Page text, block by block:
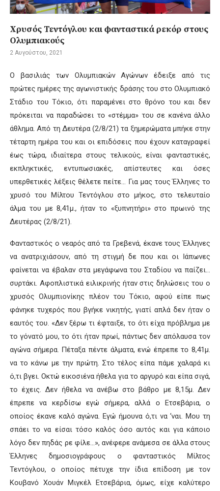
Χρυσός Τεντόγλου και φανταστικά ρεκόρ στους
Ολυμπιακούς
2 Αυγούστου, 2021
Ο βασιλιάς των Ολυμπιακών Αγώνων έδειξε από τις
πρώτες ημέρες της αγωνιστικής δράσης του στο Ολυμπιακό
Στάδιο του Τόκιο, ότι παραμένει στο θρόνο του και δεν
πρόκειται να παραδώσει το «στέμμα» του σε κανένα άλλο
άθλημα. Από τη Δευτέρα (2/8/21) τα ξημερώματα μπήκε στην
τέταρτη ημέρα του και οι επιδόσεις που έχουν καταγραφεί
έως τώρα, ιδιαίτερα στους τελικούς, είναι φανταστικές,
εκπληκτικές, εντυπωσιακές, απίστευτες και όσες
υπερθετικές λέξεις θέλετε πείτε… Για μας τους Έλληνες το
χρυσό του Μίλτου Τεντόγλου στο μήκος, στο τελευταίο
άλμα του με 8,41μ., ήταν το «ξυπνητήρι» στο πρωινό της
Δευτέρας (2/8/21).
Φανταστικός ο νεαρός από τα Γρεβενά, έκανε τους Έλληνες
να ανατριχιάσουν, από τη στιγμή δε που και οι Ιάπωνες
φαίνεται να έβαλαν στα μεγάφωνα του Σταδίου να παίζει…
συρτάκι. Αφοπλιστικά ειλικρινής ήταν στις δηλώσεις του ο
χρυσός Ολυμπιονίκης πλέον του Τόκιο, αφού είπε πως
φάνηκε τυχερός που βγήκε νικητής, γιατί απλά δεν ήταν ο
εαυτός του. «Δεν ξέρω τι έφταιξε, το ότι είχα πρόβλημα με
το γόνατό μου, το ότι ήταν πρωί, πάντως δεν απόλαυσα τον
αγώνα σήμερα. Πέταξα πέντε άλματα, ενώ έπρεπε το 8,41μ.
να το κάνω με την πρώτη. Στο τέλος είπα πάμε χαλαρά κι
ό,τι βγει. Οκτώ εικοσιένα ήθελα για το αργυρό και είπα σιγά,
το έχεις. Δεν ήθελα να ανέβω στο βάθρο με 8,15μ. Δεν
έπρεπε να κερδίσω εγώ σήμερα, αλλά ο Ετσεβάρια, ο
οποίος έκανε καλό αγώνα. Εγώ ήμουνα ό,τι να ‘ναι. Μου τη
σπάει το να είσαι τόσο καλός όσο αυτός και για κάποιο
λόγο δεν πηδάς ρε φίλε…», ανέφερε ανάμεσα σε άλλα στους
Έλληνες δημοσιογράφους ο φανταστικός Μίλτος
Τεντόγλου, ο οποίος πέτυχε την ίδια επίδοση με τον
Κουβανό Χουάν Μιγκέλ Ετσεβάρια, όμως, είχε καλύτερο